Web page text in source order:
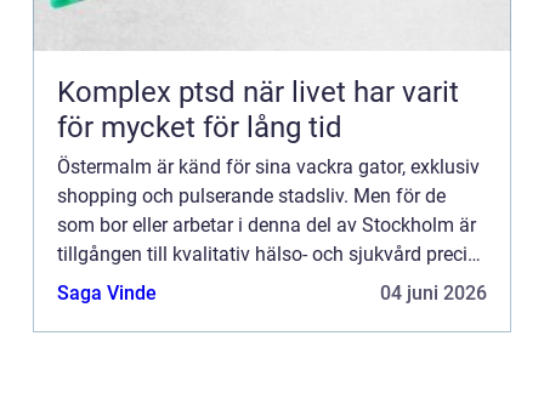
Komplex ptsd när livet har varit
för mycket för lång tid
Östermalm är känd för sina vackra gator, exklusiv
shopping och pulserande stadsliv. Men för de
som bor eller arbetar i denna del av Stockholm är
tillgången till kvalitativ hälso- och sjukvård precis
lika...
Saga Vinde 04 juni 2026